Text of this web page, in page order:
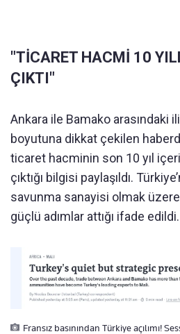
"TİCARET HACMİ 10
ÇIKTI"
Ankara ile Bamako arasındaki
boyutuna dikkat çekilen
ticaret hacminin son 10 yıl
çıktığı bilgisi paylaşıldı.
savunma sanayisi olmak
güçlü adımlar attığı ifade edildi.
Fransız basınından Türkiye açılımı!